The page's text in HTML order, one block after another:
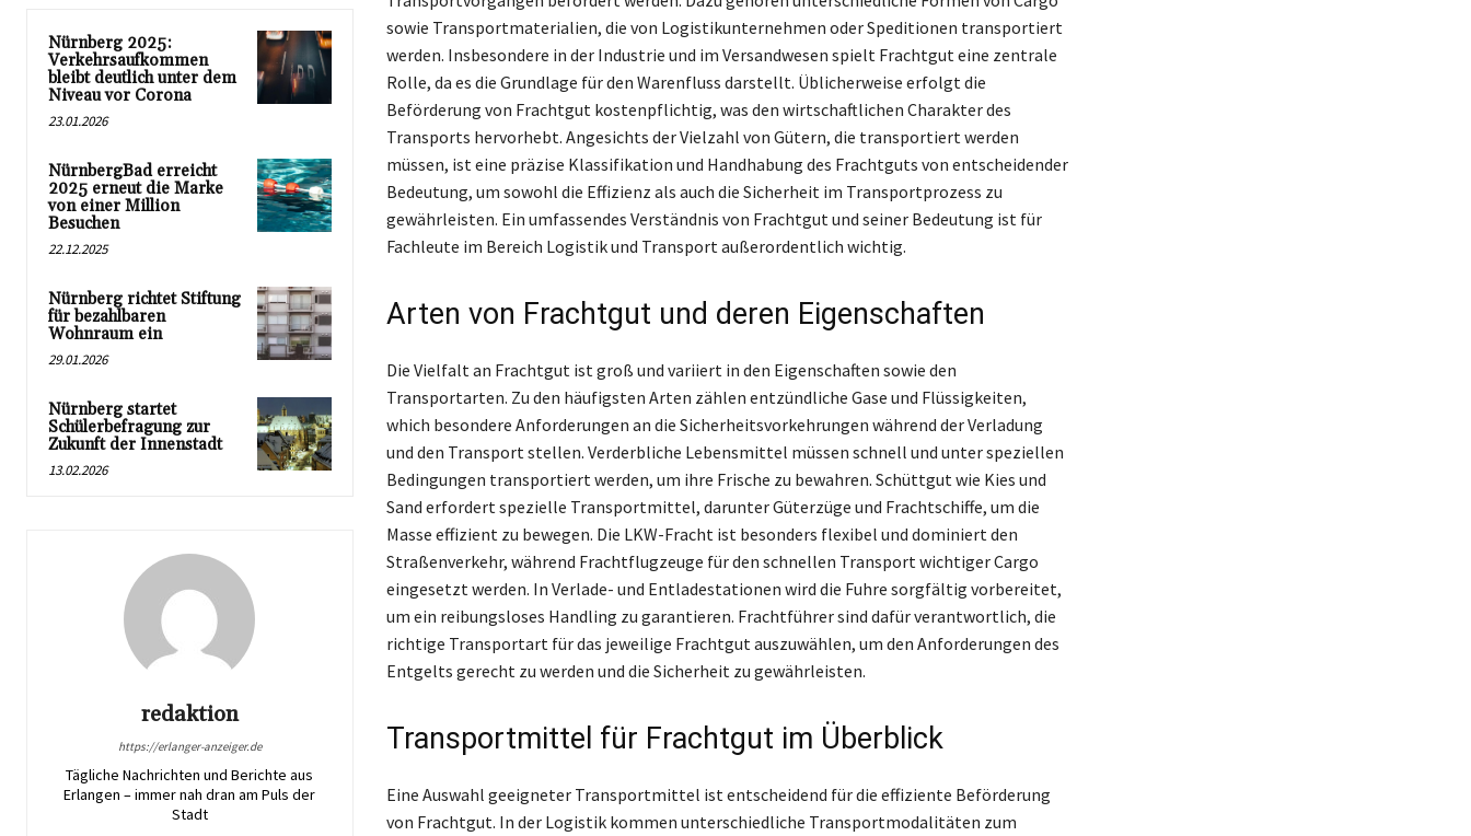
Nürnberg 2025:
Verkehrsaufkommen
bleibt deutlich unter dem
Niveau vor Corona
23.01.2026
NürnbergBad erreicht
2025 erneut die Marke
von einer Million
Besuchen
22.12.2025
Nürnberg richtet Stiftung
für bezahlbaren
Wohnraum ein
29.01.2026
Nürnberg startet
Schülerbefragung zur
Zukunft der Innenstadt
13.02.2026
redaktion
https://erlanger-anzeiger.de
Tägliche Nachrichten und Berichte aus
Erlangen – immer nah dran am Puls der
Stadt
sowie Transportmaterialien, die von Logistikunternehmen oder Speditionen transportiert
werden. Insbesondere in der Industrie und im Versandwesen spielt Frachtgut eine zentrale
Rolle, da es die Grundlage für den Warenfluss darstellt. Üblicherweise erfolgt die
Beförderung von Frachtgut kostenpflichtig, was den wirtschaftlichen Charakter des
Transports hervorhebt. Angesichts der Vielzahl von Gütern, die transportiert werden
müssen, ist eine präzise Klassifikation und Handhabung des Frachtguts von entscheidender
Bedeutung, um sowohl die Effizienz als auch die Sicherheit im Transportprozess zu
gewährleisten. Ein umfassendes Verständnis von Frachtgut und seiner Bedeutung ist für
Fachleute im Bereich Logistik und Transport außerordentlich wichtig.
Arten von Frachtgut und deren Eigenschaften
Die Vielfalt an Frachtgut ist groß und variiert in den Eigenschaften sowie den
Transportarten. Zu den häufigsten Arten zählen entzündliche Gase und Flüssigkeiten,
which besondere Anforderungen an die Sicherheitsvorkehrungen während der Verladung
und den Transport stellen. Verderbliche Lebensmittel müssen schnell und unter speziellen
Bedingungen transportiert werden, um ihre Frische zu bewahren. Schüttgut wie Kies und
Sand erfordert spezielle Transportmittel, darunter Güterzüge und Frachtschiffe, um die
Masse effizient zu bewegen. Die LKW-Fracht ist besonders flexibel und dominiert den
Straßenverkehr, während Frachtflugzeuge für den schnellen Transport wichtiger Cargo
eingesetzt werden. In Verlade- und Entladestationen wird die Fuhre sorgfältig vorbereitet,
um ein reibungsloses Handling zu garantieren. Frachtführer sind dafür verantwortlich, die
richtige Transportart für das jeweilige Frachtgut auszuwählen, um den Anforderungen des
Entgelts gerecht zu werden und die Sicherheit zu gewährleisten.
Transportmittel für Frachtgut im Überblick
Eine Auswahl geeigneter Transportmittel ist entscheidend für die effiziente Beförderung
von Frachtgut. In der Logistik kommen unterschiedliche Transportmodalitäten zum